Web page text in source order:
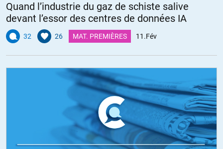
Quand l’industrie du gaz de schiste salive
devant l’essor des centres de données IA
32 26 MAT. PREMIÈRES 11.Fév